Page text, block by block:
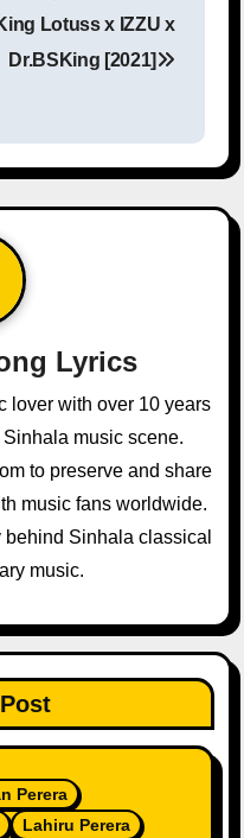
Lotuss x IZZU x
Dr.BSKing [2021]
Lyrics
lover with over 10 years
music scene.
to preserve and share
music fans worldwide.
Sinhala classical
music.
Perera
Lahiru Perera